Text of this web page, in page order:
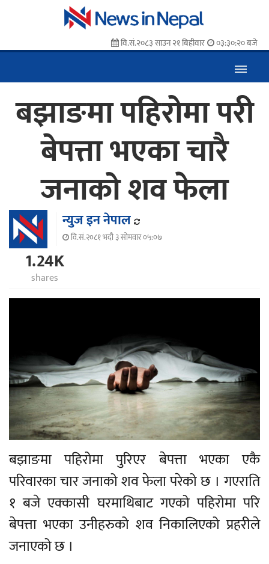
वि.सं.२०८३ साउन २१ बिहीवार ०३:३०:२१ बजे
बझाङमा पहिरोमा परी
बेपत्ता भएका चारै
जनाको शव फेला
न्युज इन नेपाल
वि.सं.२०८१ भदौ ३ सोमवार ०५:०७
1.24K
shares
बझाङमा पहिरोमा पुरिएर बेपत्ता भएका एकै
परिवारका चार जनाको शव फेला परेको छ । गएराति
१ बजे एक्कासी घरमाथिबाट गएको पहिरोमा परि
बेपत्ता भएका उनीहरुको शव निकालिएको प्रहरीले
जनाएको छ ।